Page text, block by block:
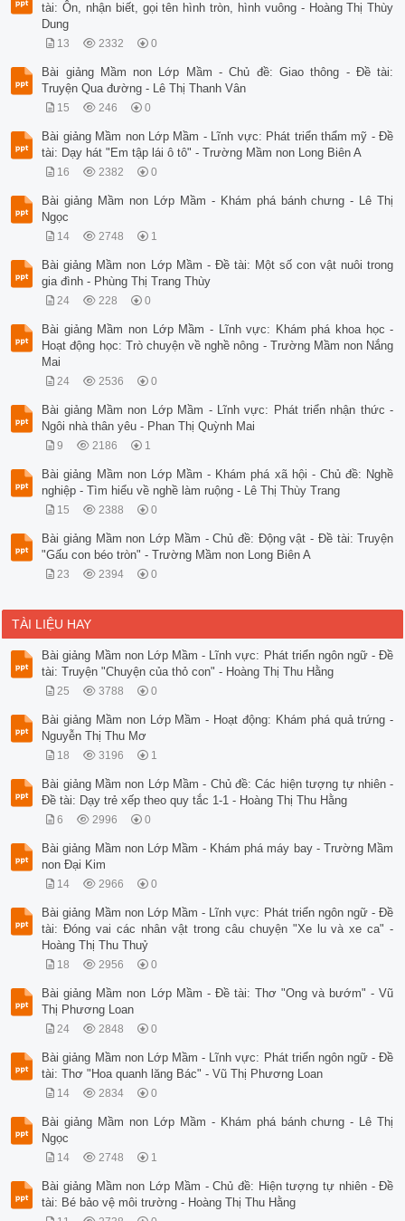
tài: Ôn, nhận biết, gọi tên hình tròn, hình vuông - Hoàng Thị Thùy
Dung
13 2332 0
Bài giảng Mầm non Lớp Mầm - Chủ đề: Giao thông - Đề tài:
Truyện Qua đường - Lê Thị Thanh Vân
15 246 0
Bài giảng Mầm non Lớp Mầm - Lĩnh vực: Phát triển thẩm mỹ - Đề
tài: Dạy hát "Em tập lái ô tô" - Trường Mầm non Long Biên A
16 2382 0
Bài giảng Mầm non Lớp Mầm - Khám phá bánh chưng - Lê Thị
Ngọc
14 2748 1
Bài giảng Mầm non Lớp Mầm - Đề tài: Một số con vật nuôi trong
gia đình - Phùng Thị Trang Thùy
24 228 0
Bài giảng Mầm non Lớp Mầm - Lĩnh vực: Khám phá khoa học -
Hoạt động học: Trò chuyện về nghề nông - Trường Mầm non Nắng
Mai
24 2536 0
Bài giảng Mầm non Lớp Mầm - Lĩnh vực: Phát triển nhận thức -
Ngôi nhà thân yêu - Phan Thị Quỳnh Mai
9 2186 1
Bài giảng Mầm non Lớp Mầm - Khám phá xã hội - Chủ đề: Nghề
nghiệp - Tìm hiểu về nghề làm ruộng - Lê Thị Thùy Trang
15 2388 0
Bài giảng Mầm non Lớp Mầm - Chủ đề: Động vật - Đề tài: Truyện
"Gấu con béo tròn" - Trường Mầm non Long Biên A
23 2394 0
TÀI LIỆU HAY
Bài giảng Mầm non Lớp Mầm - Lĩnh vực: Phát triển ngôn ngữ - Đề
tài: Truyện "Chuyện của thỏ con" - Hoàng Thị Thu Hằng
25 3788 0
Bài giảng Mầm non Lớp Mầm - Hoạt động: Khám phá quả trứng -
Nguyễn Thị Thu Mơ
18 3196 1
Bài giảng Mầm non Lớp Mầm - Chủ đề: Các hiện tượng tự nhiên -
Đề tài: Dạy trẻ xếp theo quy tắc 1-1 - Hoàng Thị Thu Hằng
6 2996 0
Bài giảng Mầm non Lớp Mầm - Khám phá máy bay - Trường Mầm
non Đại Kim
14 2966 0
Bài giảng Mầm non Lớp Mầm - Lĩnh vực: Phát triển ngôn ngữ - Đề
tài: Đóng vai các nhân vật trong câu chuyện "Xe lu và xe ca" -
Hoàng Thị Thu Thuỷ
18 2956 0
Bài giảng Mầm non Lớp Mầm - Đề tài: Thơ "Ong và bướm" - Vũ
Thị Phương Loan
24 2848 0
Bài giảng Mầm non Lớp Mầm - Lĩnh vực: Phát triển ngôn ngữ - Đề
tài: Thơ "Hoa quanh lăng Bác" - Vũ Thị Phương Loan
14 2834 0
Bài giảng Mầm non Lớp Mầm - Khám phá bánh chưng - Lê Thị
Ngọc
14 2748 1
Bài giảng Mầm non Lớp Mầm - Chủ đề: Hiện tượng tự nhiên - Đề
tài: Bé bảo vệ môi trường - Hoàng Thị Thu Hằng